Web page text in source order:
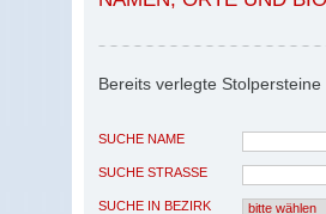
Bereits verlegte Stolpersteine
SUCHE NAME
SUCHE STRASSE
SUCHE IN BEZIRK